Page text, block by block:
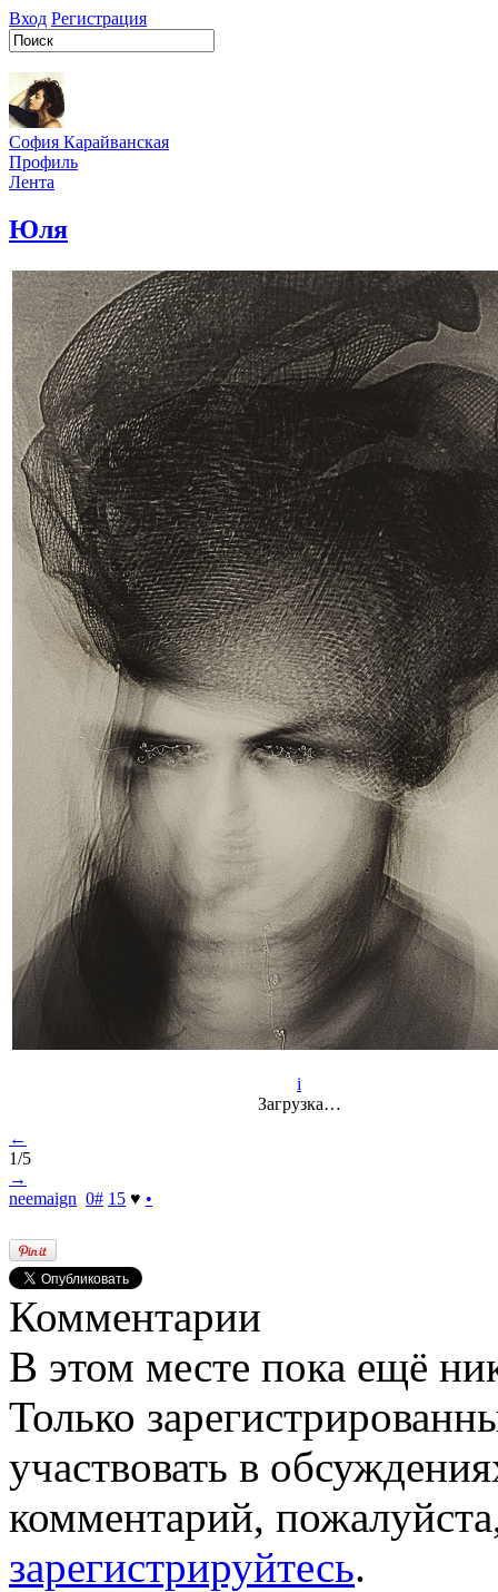
Вход Регистрация
София Карайванская
Профиль
Лента
Юля
i
Загрузка…
←
1/5
→
neemaign 0# 15 ♥ •
Комментарии
В этом месте пока ещё
Только
участвовать в
комментарий,
зарегистрируйтесь.